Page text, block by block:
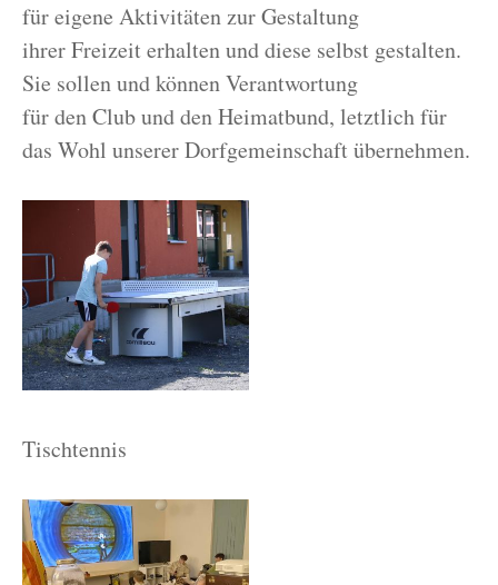
für eigene Aktivitäten zur Gestaltung
ihrer Freizeit erhalten und diese selbst gestalten.
Sie sollen und können Verantwortung
für den Club und den Heimatbund, letztlich für
das Wohl unserer Dorfgemeinschaft übernehmen.
Tischtennis